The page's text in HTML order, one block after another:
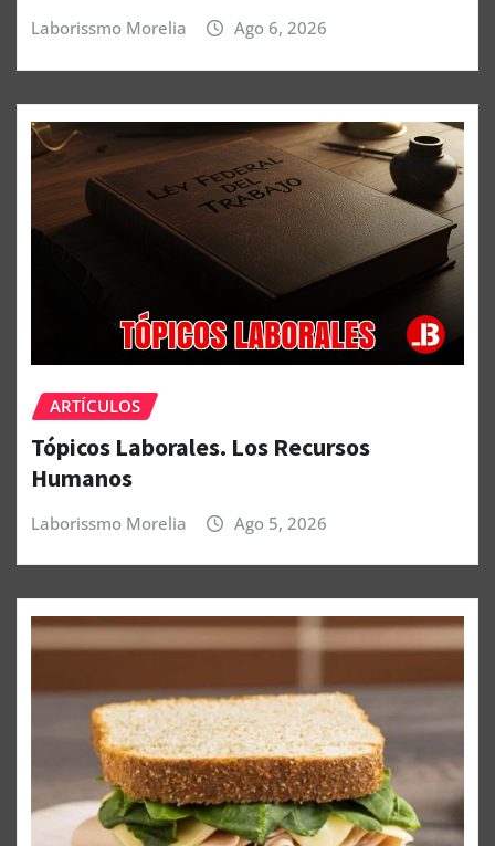
Laborissmo Morelia Ago 6, 2026
ARTÍCULOS
Tópicos Laborales. Los Recursos
Humanos
Laborissmo Morelia Ago 5, 2026